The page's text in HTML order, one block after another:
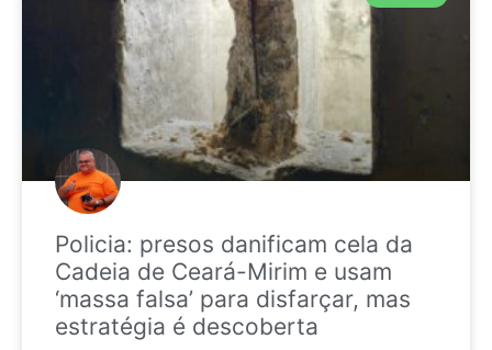
Policia: presos danificam cela da
Cadeia de Ceará-Mirim e usam
‘massa falsa’ para disfarçar, mas
estratégia é descoberta